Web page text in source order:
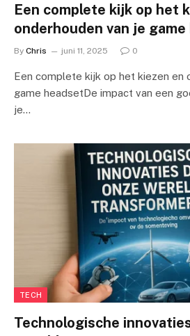
Een complete kijk op het
onderhouden van je
By Chris juni 11, 2025 0
Een complete kijk op het kiezen en
game headsetDe impact van een
je…
TECH
Technologische